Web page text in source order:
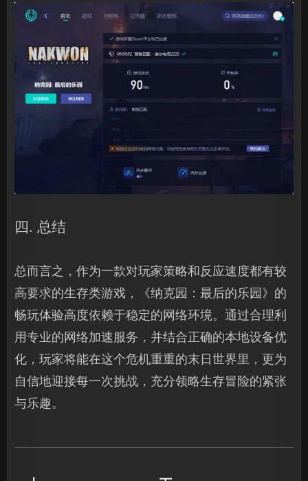
四. 总结
总而言之，作为一款对玩家策略和反应速度都有较
高要求的生存类游戏，《纳克园：最后的乐园》的
畅玩体验高度依赖于稳定的网络环境。通过合理利
用专业的网络加速服务，并结合正确的本地设备优
化，玩家将能在这个危机重重的末日世界里，更为
自信地迎接每一次挑战，充分领略生存冒险的紧张
与乐趣。